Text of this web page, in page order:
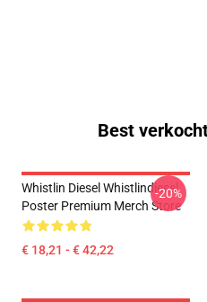
Best
Whistlin Diesel Whistlindiesel
Poster Premium Merch Store
€ 18,21 - € 42,22
-20%